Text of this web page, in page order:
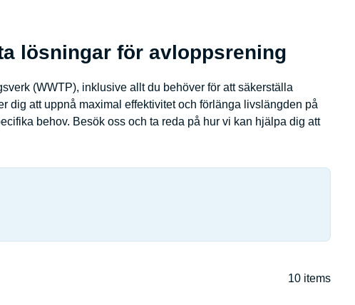
lösningar för avloppsrening
(WWTP), inklusive allt du behöver för att säkerställa
dig att uppnå maximal effektivitet och förlänga livslängden på
behov. Besök oss och ta reda på hur vi kan hjälpa dig att
10 items